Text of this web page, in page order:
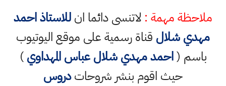
ملاحظة مهمة : لاتنسى دائما انللاستاذ احمد
مهدي شلال قناة رسمية على موقع اليوتيوب
باسم (احمد مهدي شلال عباس المهداوي)
حيث اقوم بنشر شروحاتدروس